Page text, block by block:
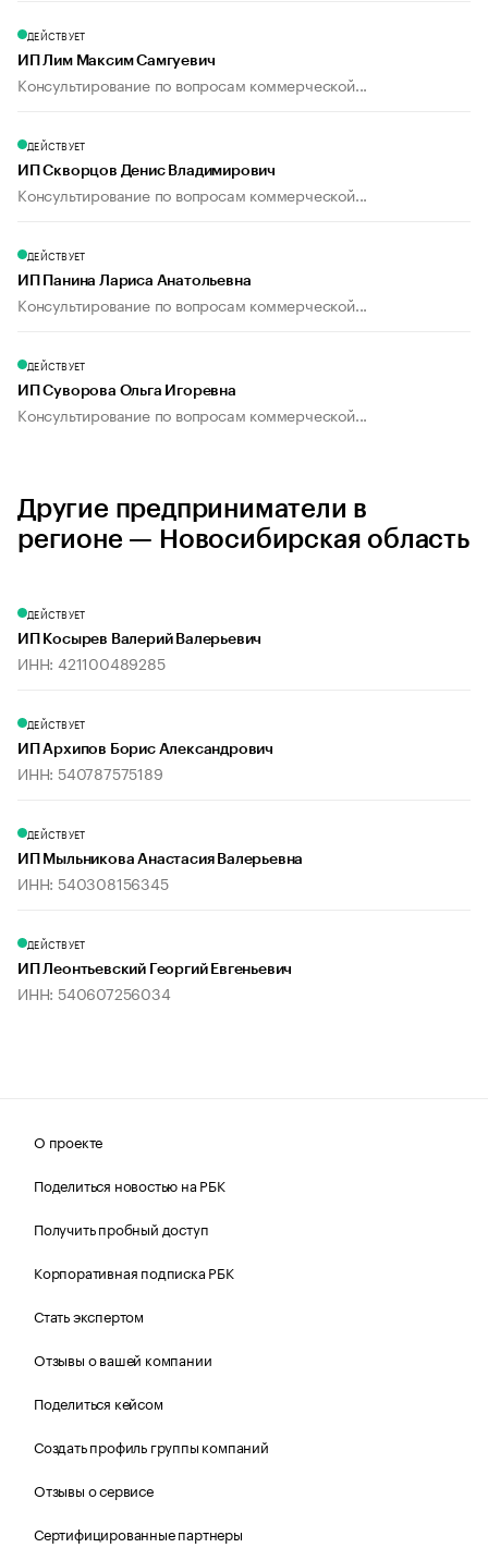
ДЕЙСТВУЕТ
ИП Лим Максим Самгуевич
Консультирование по вопросам коммерческой...
ДЕЙСТВУЕТ
ИП Скворцов Денис Владимирович
Консультирование по вопросам коммерческой...
ДЕЙСТВУЕТ
ИП Панина Лариса Анатольевна
Консультирование по вопросам коммерческой...
ДЕЙСТВУЕТ
ИП Суворова Ольга Игоревна
Консультирование по вопросам коммерческой...
Другие предприниматели в
регионе — Новосибирская область
ДЕЙСТВУЕТ
ИП Косырев Валерий Валерьевич
ИНН: 421100489285
ДЕЙСТВУЕТ
ИП Архипов Борис Александрович
ИНН: 540787575189
ДЕЙСТВУЕТ
ИП Мыльникова Анастасия Валерьевна
ИНН: 540308156345
ДЕЙСТВУЕТ
ИП Леонтьевский Георгий Евгеньевич
ИНН: 540607256034
О проекте
Поделиться новостью на РБК
Получить пробный доступ
Корпоративная подписка РБК
Стать экспертом
Отзывы о вашей компании
Поделиться кейсом
Создать профиль группы компаний
Отзывы о сервисе
Сертифицированные партнеры